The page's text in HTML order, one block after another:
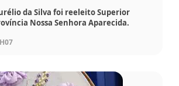
da Silva foi reeleito Superior
Nossa Senhora Aparecida.